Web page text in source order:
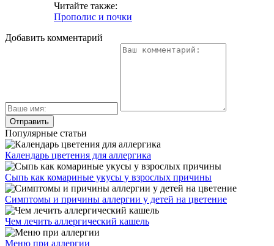
Читайте также:
Прополис и почки
Добавить комментарий
Популярные статьи
Календарь цветения для аллергика
Сыпь как комариные укусы у взрослых причины
Симптомы и причины аллергии у детей на цветение
Чем лечить аллергический кашель
Меню при аллергии